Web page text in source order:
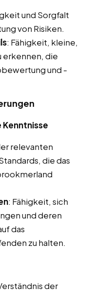
und Sorgfalt
von Risiken.
: Fähigkeit, kleine,
erkennen, die
und -
relevanten
die das
: Fähigkeit, sich
und deren
das
zu halten.
der